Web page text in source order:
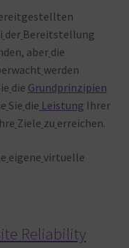
der Bereitstellung
aber die
werden
die Grundprinzipien
Sie die Leistung Ihrer
Ziele zu erreichen.
eigene virtuelle
Reliability